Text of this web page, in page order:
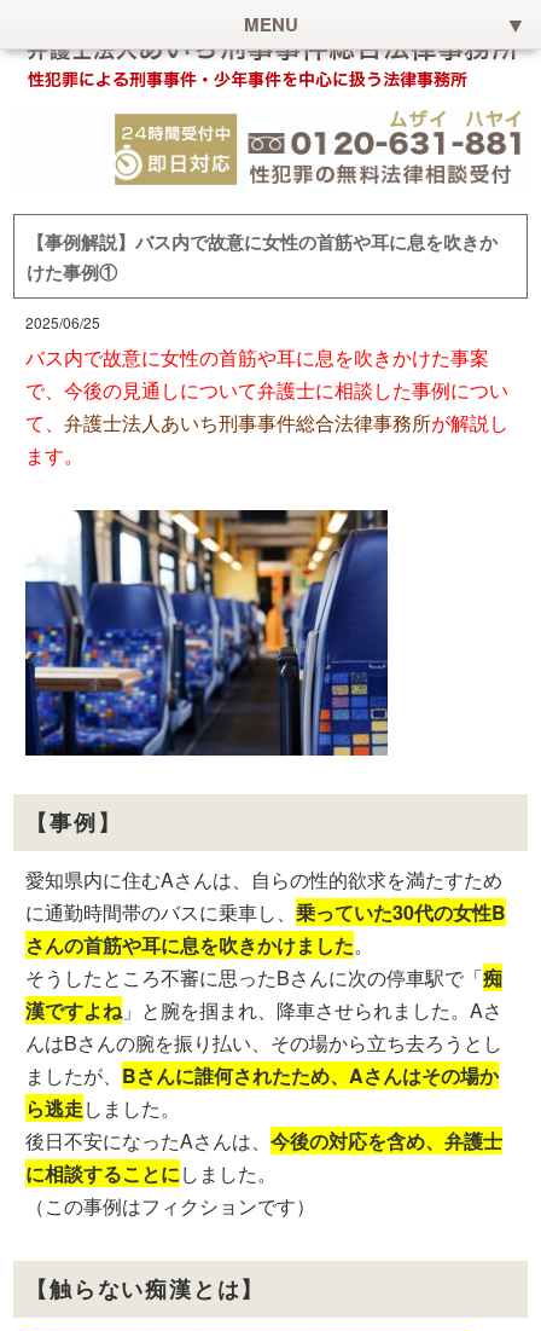
MENU
【事例解説】バス内で故意に女性の首筋や耳に息を吹きか
けた事例①
2025/06/25
バス内で故意に女性の首筋や耳に息を吹きかけた事案
で、今後の見通しについて弁護士に相談した事例につい
て、弁護士法人あいち刑事事件総合法律事務所が解説し
ます。
【事例】
愛知県内に住むAさんは、自らの性的欲求を満たすため
に通勤時間帯のバスに乗車し、乗っていた30代の女性B
さんの首筋や耳に息を吹きかけました。
そうしたところ不審に思ったBさんに次の停車駅で「痴
漢ですよね」と腕を掴まれ、降車させられました。Aさ
んはBさんの腕を振り払い、その場から立ち去ろうとし
ましたが、 Bさんに誰何されたため、Aさんはその場か
ら逃走しました。
後日不安になったAさんは、今後の対応を含め、弁護士
に相談することにしました。
（この事例はフィクションです）
【触らない痴漢とは】